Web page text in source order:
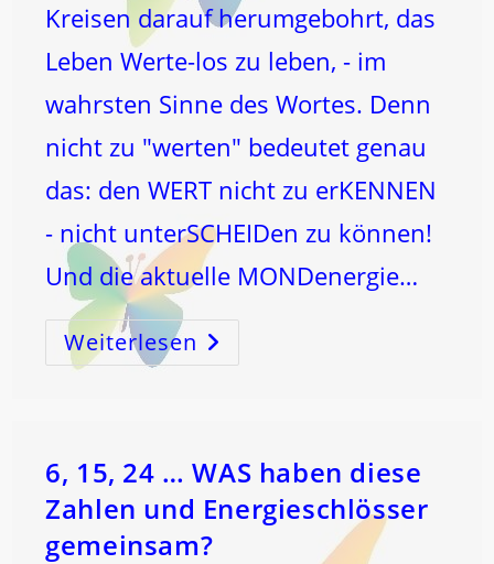
Kreisen darauf herumgebohrt, das
Leben Werte-los zu leben, - im
wahrsten Sinne des Wortes. Denn
nicht zu "werten" bedeutet genau
das: den WERT nicht zu erKENNEN
- nicht unterSCHEIDen zu können!
Und die aktuelle MONDenergie…
Weiterlesen
6, 15, 24 … WAS haben diese
Zahlen und Energieschlösser
gemeinsam?